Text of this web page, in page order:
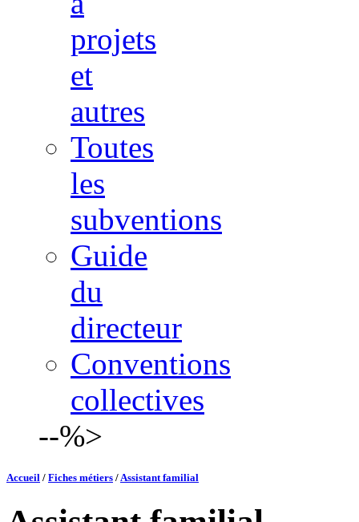
projets
et
autres
Toutes
les
subventions
Guide
du
directeur
Conventions
collectives
--%>
Accueil / Fiches métiers /Assistant familial